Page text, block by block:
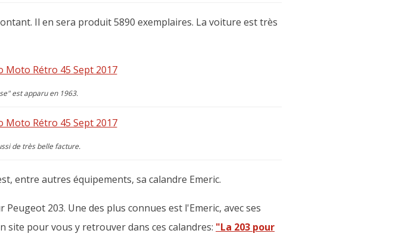
Il en sera produit 5890 exemplaires. La voiture est très
est apparu en 1963.
de très belle facture.
entre autres équipements, sa calandre Emeric.
203. Une des plus connues est l'Emeric, avec ses
pour vous y retrouver dans ces calandres: "La 203 pour